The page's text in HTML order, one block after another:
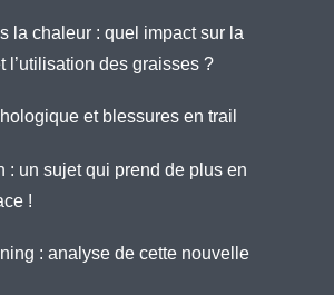
la chaleur : quel impact sur la
l’utilisation des graisses ?
et blessures en trail
: un sujet qui prend de plus en
!
: analyse de cette nouvelle